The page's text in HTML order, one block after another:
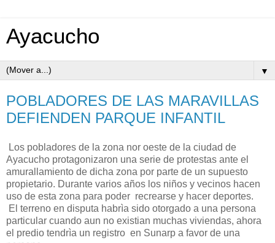
Ayacucho
▼
POBLADORES DE LAS MARAVILLAS
DEFIENDEN PARQUE INFANTIL
Los pobladores de la zona nor oeste de la ciudad de
Ayacucho protagonizaron una serie de protestas ante el
amurallamiento de dicha zona por parte de un supuesto
propietario. Durante varios años los niños y vecinos hacen
uso de esta zona para poder recrearse y hacer deportes.
El terreno en disputa habrìa sido otorgado a una persona
particular cuando aun no existian muchas viviendas, ahora
el predio tendrìa un registro en Sunarp a favor de una